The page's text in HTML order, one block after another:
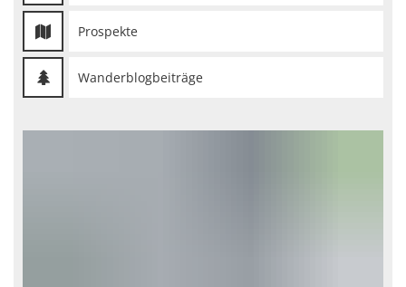
Prospekte
Wanderblogbeiträge